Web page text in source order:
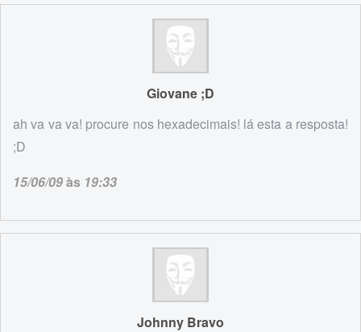
Giovane ;D
ah va va va! procure nos hexadecimais! lá esta a resposta!
;D
15/06/09às 19:33
Johnny Bravo